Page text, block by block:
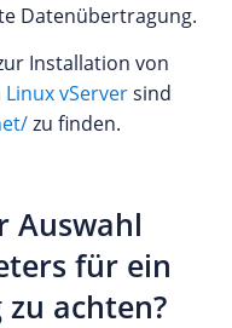
Datenübertragung.
Installation von
Linux vServersind
zu finden.
Auswahl
für ein
achten?